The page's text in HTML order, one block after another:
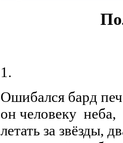
1.
Ошибался бард
он человеку
летать за звёзды,